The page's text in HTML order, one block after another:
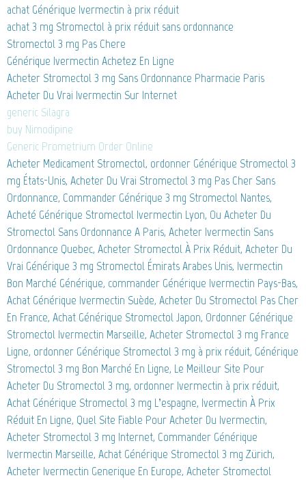
achat Générique Ivermectin à prix réduit
achat 3 mg Stromectol à prix réduit sans ordonnance
Stromectol 3 mg Pas Chere
Générique Ivermectin Achetez En Ligne
Acheter Stromectol 3 mg Sans Ordonnance Pharmacie Paris
Acheter Du Vrai Ivermectin Sur Internet
generic Silagra
buy Nimodipine
Generic Prometrium Order Online
Acheter Medicament Stromectol, ordonner Générique Stromectol 3
mg États-Unis, Acheter Du Vrai Stromectol 3 mg Pas Cher Sans
Ordonnance, Commander Générique 3 mg Stromectol Nantes,
Acheté Générique Stromectol Ivermectin Lyon, Ou Acheter Du
Stromectol Sans Ordonnance A Paris, Acheter Ivermectin Sans
Ordonnance Quebec, Acheter Stromectol À Prix Réduit, Acheter Du
Vrai Générique 3 mg Stromectol Émirats Arabes Unis, Ivermectin
Bon Marché Générique, commander Générique Ivermectin Pays-Bas,
Achat Générique Ivermectin Suède, Acheter Du Stromectol Pas Cher
En France, Achat Générique Stromectol Japon, Ordonner Générique
Stromectol Ivermectin Marseille, Acheter Stromectol 3 mg France
Ligne, ordonner Générique Stromectol 3 mg à prix réduit, Générique
Stromectol 3 mg Bon Marché En Ligne, Le Meilleur Site Pour
Acheter Du Stromectol 3 mg, ordonner Ivermectin à prix réduit,
Achat Générique Stromectol 3 mg L’espagne, Ivermectin À Prix
Réduit En Ligne, Quel Site Fiable Pour Acheter Du Ivermectin,
Acheter Stromectol 3 mg Internet, Commander Générique
Ivermectin Marseille, Achat Générique Stromectol 3 mg Zürich,
Acheter Ivermectin Generique En Europe, Acheter Stromectol